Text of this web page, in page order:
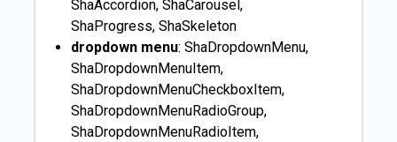
ShaAccordion, ShaCarousel,
ShaProgress, ShaSkeleton
dropdown menu: ShaDropdownMenu,
ShaDropdownMenuItem,
ShaDropdownMenuCheckboxItem,
ShaDropdownMenuRadioGroup,
ShaDropdownMenuRadioItem,